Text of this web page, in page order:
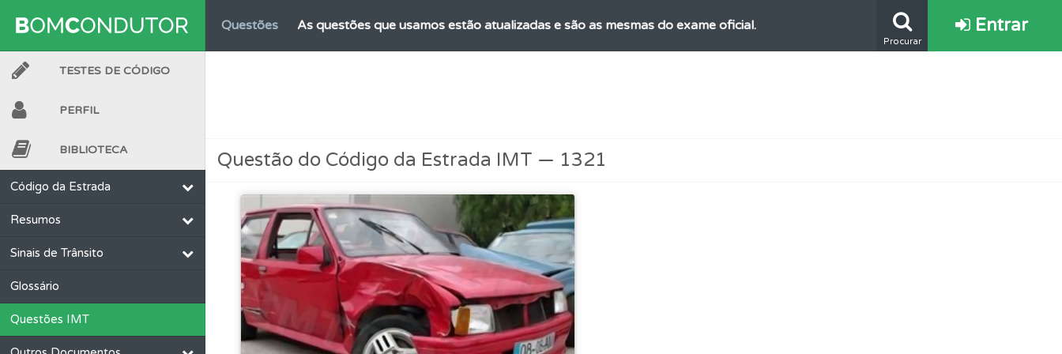
Questões As questões que usamos estão atualizadas e são as mesmas do exame oficial.
Perfil Tem um histórico dos seus testes no seu perfil.
Testemunhos Veja os testemunhos dos nossos utilizadores e deixe o seu!
Conta Crie uma conta para poder partilhar o seu perfil com os seus amigos.
Procurar
Entrar
TESTES DE CÓDIGO
PERFIL
BIBLIOTECA
Código da Estrada
Resumos
Sinais de Trânsito
Glossário
Questões IMT
Questão do Código da Estrada IMT — 1321